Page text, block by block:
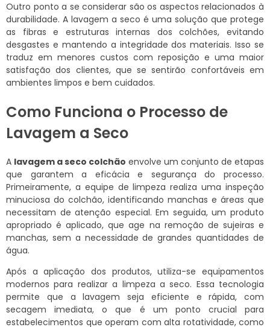
Outro ponto a se considerar são os aspectos relacionados à
durabilidade. A lavagem a seco é uma solução que protege
as fibras e estruturas internas dos colchões, evitando
desgastes e mantendo a integridade dos materiais. Isso se
traduz em menores custos com reposição e uma maior
satisfação dos clientes, que se sentirão confortáveis em
ambientes limpos e bem cuidados.
Como Funciona o Processo de
Lavagem a Seco
A lavagem a seco colchão envolve um conjunto de etapas
que garantem a eficácia e segurança do processo.
Primeiramente, a equipe de limpeza realiza uma inspeção
minuciosa do colchão, identificando manchas e áreas que
necessitam de atenção especial. Em seguida, um produto
apropriado é aplicado, que age na remoção de sujeiras e
manchas, sem a necessidade de grandes quantidades de
água.
Após a aplicação dos produtos, utiliza-se equipamentos
modernos para realizar a limpeza a seco. Essa tecnologia
permite que a lavagem seja eficiente e rápida, com
secagem imediata, o que é um ponto crucial para
estabelecimentos que operam com alta rotatividade, como